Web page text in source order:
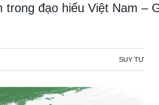
trong đạo hiếu Việt Nam –
SUY TƯ